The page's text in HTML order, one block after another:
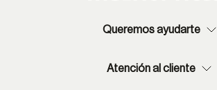
Queremos ayudarte
Atención al cliente